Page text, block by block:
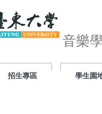
音樂
招生專區 學生園